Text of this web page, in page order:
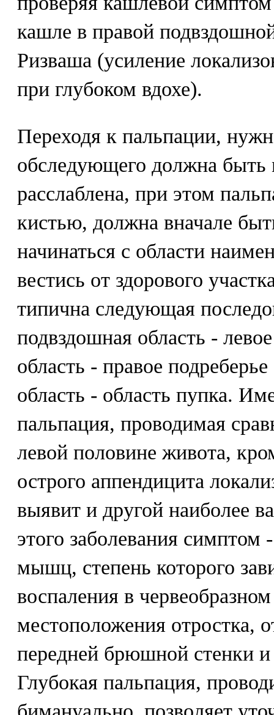
кашле в правой
Ризваша (усиление
при глубоком вдохе).
Переходя к пальпации,
обследующего должна быть
расслаблена, при этом
кистью, должна вначале
начинаться с области
вестись от здорового
типична следующая
подвздошная область -
область - правое
область - область пупка.
пальпация, проводимая
левой половине живота,
острого аппендицита
выявит и другой наиболее
этого заболевания
мышц, степень которого
воспаления в
местоположения отростка,
передней брюшной стенки
Глубокая пальпация,